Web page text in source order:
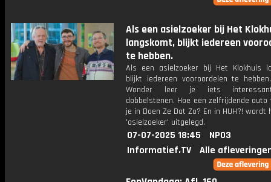
Als een asielzoeker bij Het
langskomt, blijkt iedereen
te hebben.
Als een asielzoeker bij Het Klokhuis
blijkt iedereen vooroordelen te
Wonder leer je iets
dobbelstenen. Hoe een zelfrijdende
je in Doen Ze Dat Zo? En in HUH?! wordt
'asielzoeker' uitgelegd.
07-07-2025 18:45
NPO3
Informatief.TV
Alle